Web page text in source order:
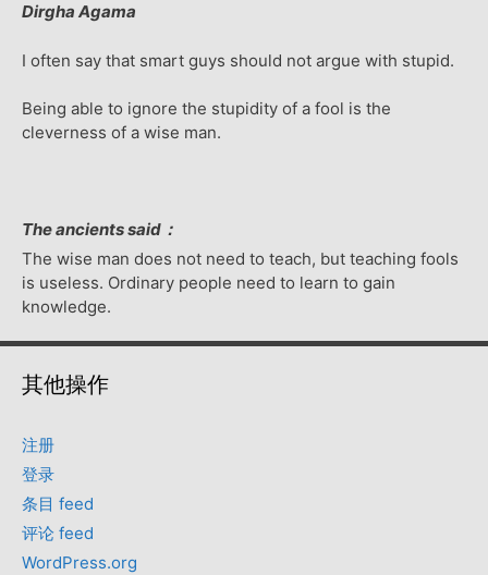
Dirgha Agama
I often say that smart guys should not argue with stupid.
Being able to ignore the stupidity of a fool is the
cleverness of a wise man.
The ancients said：
The wise man does not need to teach, but teaching fools
is useless. Ordinary people need to learn to gain
knowledge.
其他操作
注册
登录
条目 feed
评论 feed
WordPress.org